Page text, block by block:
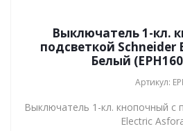
Выключатель 1-кл.
подсветкой Schneider
Белый
Артикул:
Выключатель 1-кл. кнопочный с
Electric